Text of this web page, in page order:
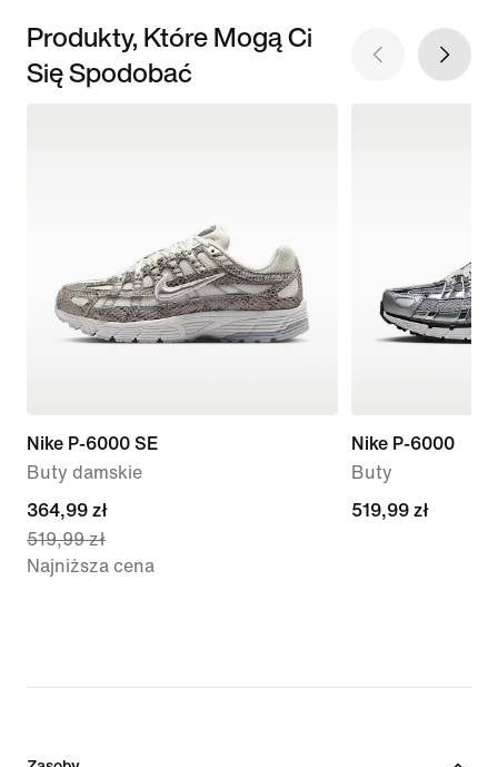
Produkty, Które Mogą Ci
Się Spodobać
Nike P-6000 SE
Buty damskie
current
price
364,99 zł,
364,99 zł
519,99 zł
Najniższa cena
Nike P-6000
Buty
519,99 zł
519,99 zł